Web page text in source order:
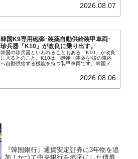
バンクにして不良債権の買い取りを行い、分割償還
2026.08.07
韓国K9専用砲弾･装薬自動供給装甲車両･
珍兵器「K10」が改良に乗り出す。
韓国の珍兵器といわれることもある「K10」が改良
に入るとのこと。K10は、砲弾・装薬をK9の車内
へ自動供給する機能を持つ装甲車両です。韓国メデ
から以下に一部を引きます。2005年に初めて...
2026.08.06
『韓国銀行』通貨安定証券に3年物を追
加！かつて中央銀行を赤字にした債券